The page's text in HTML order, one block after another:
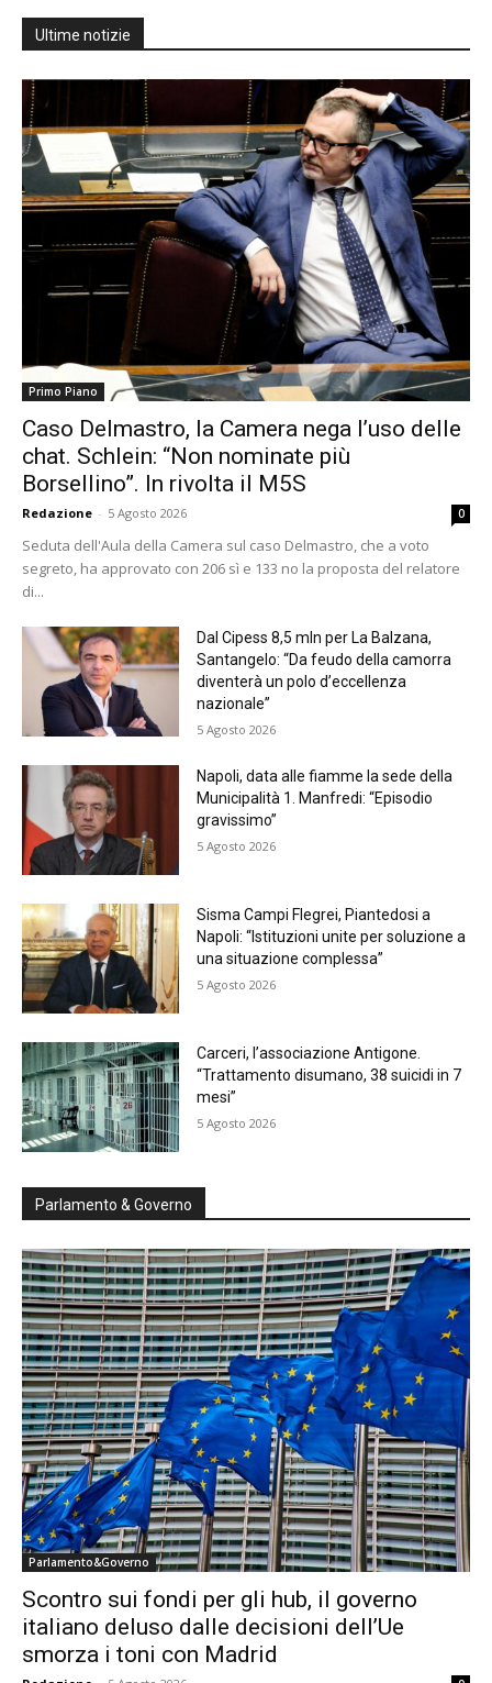
Ultime notizie
Primo Piano
Caso Delmastro, la Camera nega l’uso delle
chat. Schlein: “Non nominate più
Borsellino”. In rivolta il M5S
Redazione - 5 Agosto 2026 0
Seduta dell'Aula della Camera sul caso Delmastro, che a voto
segreto, ha approvato con 206 sì e 133 no la proposta del relatore
di...
Dal Cipess 8,5 mln per La Balzana,
Santangelo: “Da feudo della camorra
diventerà un polo d’eccellenza
nazionale”
5 Agosto 2026
Napoli, data alle fiamme la sede della
Municipalità 1. Manfredi: “Episodio
gravissimo”
5 Agosto 2026
Sisma Campi Flegrei, Piantedosi a
Napoli: “Istituzioni unite per soluzione a
una situazione complessa”
5 Agosto 2026
Carceri, l’associazione Antigone.
“Trattamento disumano, 38 suicidi in 7
mesi”
5 Agosto 2026
Parlamento & Governo
Parlamento&Governo
Scontro sui fondi per gli hub, il governo
italiano deluso dalle decisioni dell’Ue
smorza i toni con Madrid